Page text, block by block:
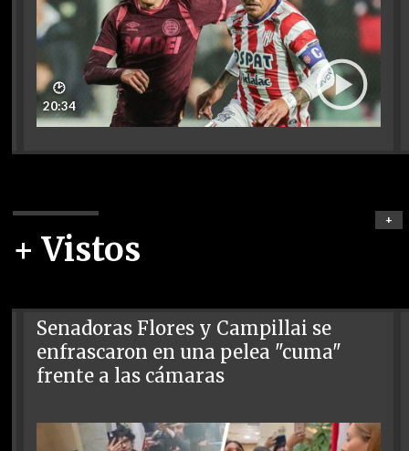
🕑
20:34
+ Vistos
+
Senadoras Flores y Campillai se
enfrascaron en una pelea "cuma"
frente a las cámaras